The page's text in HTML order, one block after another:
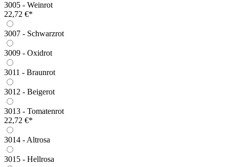
3005 - Weinrot
22,72 €*
3007 - Schwarzrot
3009 - Oxidrot
3011 - Braunrot
3012 - Beigerot
3013 - Tomatenrot
22,72 €*
3014 - Altrosa
3015 - Hellrosa